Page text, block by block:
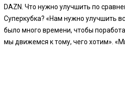
DAZN. Что нужно улучшить по
Суперкубка? «Нам нужно улучшить
было много времени, чтобы
мы движемся к тому, чего хотим».